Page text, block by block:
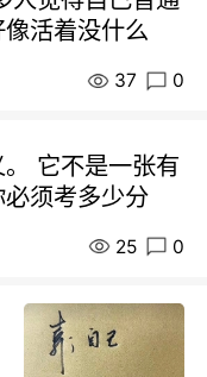
活着没什么
37 0
它不是一张有
须考多少分
25 0